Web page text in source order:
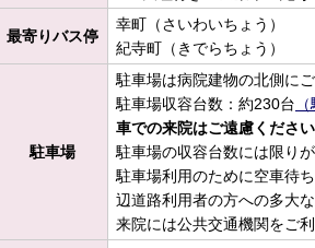
最寄りバス停
幸町（さいわいちょう）
紀寺町（きでらちょう）
駐車場
駐車場は病院建物の北側に
駐車場収容台数：約230台
車での来院はご遠慮ください
駐車場の収容台数には限り
駐車場利用のために空車待
辺道路利用者の方への多大
来院には公共交通機関をご利